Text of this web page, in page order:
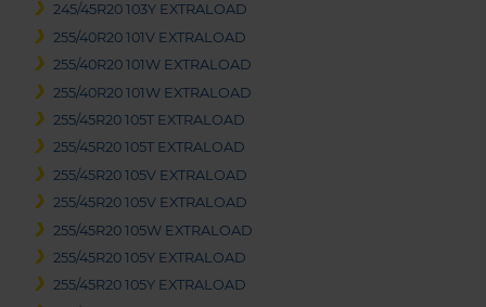
245/45R20 103Y EXTRALOAD
255/40R20 101V EXTRALOAD
255/40R20 101W EXTRALOAD
255/40R20 101W EXTRALOAD
255/45R20 105T EXTRALOAD
255/45R20 105T EXTRALOAD
255/45R20 105V EXTRALOAD
255/45R20 105V EXTRALOAD
255/45R20 105W EXTRALOAD
255/45R20 105Y EXTRALOAD
255/45R20 105Y EXTRALOAD